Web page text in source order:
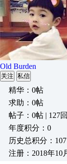
Old Burden
关注 私信
精华：0帖
求助：0帖
帖子：0帖 | 127回
年度积分：0
历史总积分：107
注册：2018年10